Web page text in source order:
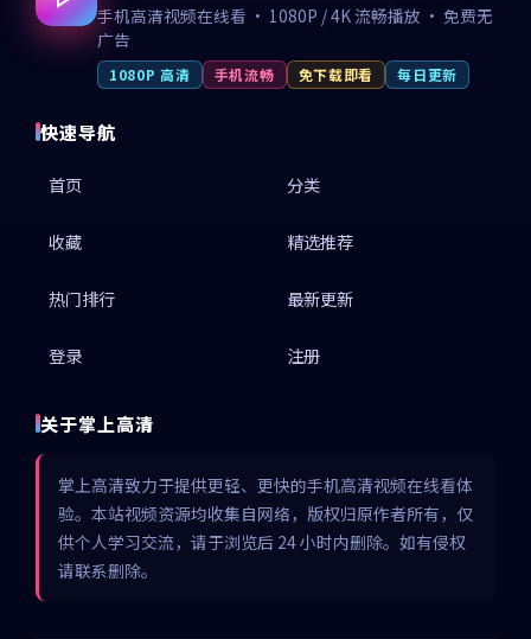
手机高清视频在线看 · 1080P / 4K 流畅播放 · 免费无
广告
1080P 高清 手机流畅 免下载即看 每日更新
快速导航
首页 分类
收藏 精选推荐
热门排行 最新更新
登录 注册
关于掌上高清
掌上高清致力于提供更轻、更快的手机高清视频在线看体
验。本站视频资源均收集自网络，版权归原作者所有，仅
供个人学习交流，请于浏览后 24 小时内删除。如有侵权
请联系删除。